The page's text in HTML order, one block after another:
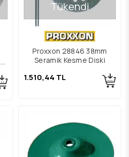
Tükendi
Proxxon 28846 38mm
Seramik Kesme Diski
1.510,44 TL